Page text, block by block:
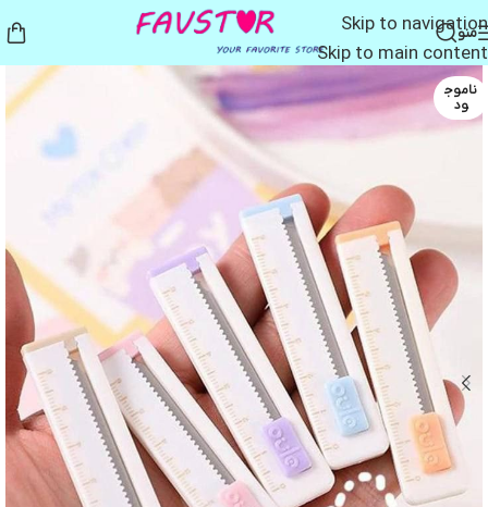
Skip to navigation
Skip to main content
منو
ناموج
ود